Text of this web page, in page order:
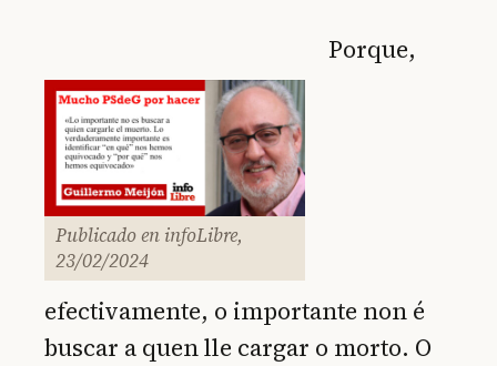
Publicado en infoLibre,
23/02/2024
Porque,
efectivamente, o importante non é
buscar a quen lle cargar o morto. O